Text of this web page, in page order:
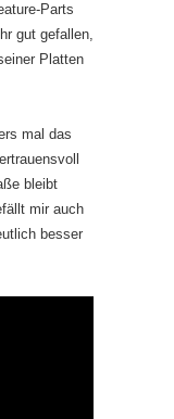
Parts
gut gefallen,
Platten
mal das
bleibt
mir auch
besser